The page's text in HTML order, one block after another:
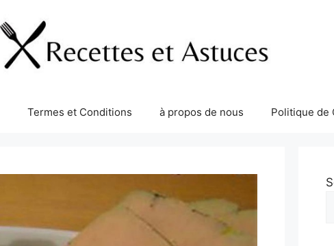
Termes et Conditions à propos de nous Politique de